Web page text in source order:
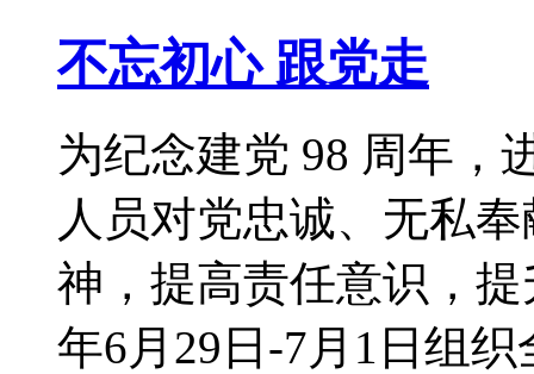
不忘初心 跟党走
为纪念建党 98 周年，
人员对党忠诚、无私
神，提高责任意识，
年6月29日-7月1日组织